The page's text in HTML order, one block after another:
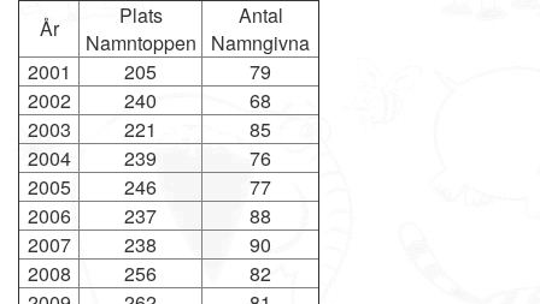
År
Plats
Namntoppen
Antal
Namngivna
2001
205
79
2002
240
68
2003
221
85
2004
239
76
2005
246
77
2006
237
88
2007
238
90
2008
256
82